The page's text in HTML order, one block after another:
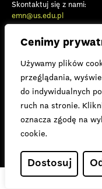
Cenimy
Używamy plików
przeglądania,
do indywidualnych
ruch na stronie.
oznacza zgodę na
cookie.
Dostosuj
Skontaktuj się z nami:
emn@us.edu.pl
Polityka prywatności
Deklaracja dostępności
Sfinansowane ze
opiniami autora lub
opinie Unii Europejskiej
Wydarzenie jest